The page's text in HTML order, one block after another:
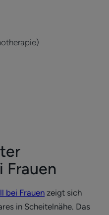
Frauen
bei Frauen zeigt sich
in Scheitelnähe. Das